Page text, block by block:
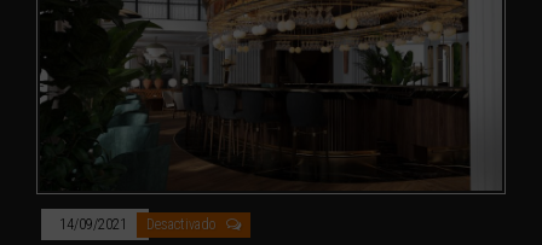
14/09/2021 Desactivado